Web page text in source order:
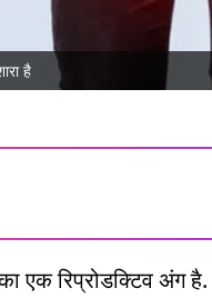
है
एक रिप्रोडक्टिव अंग